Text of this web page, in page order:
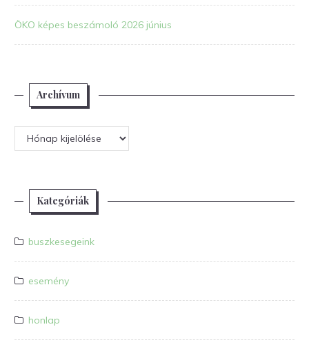
ÖKO képes beszámoló 2026 június
Archívum
Archívum
Kategóriák
buszkesegeink
esemény
honlap